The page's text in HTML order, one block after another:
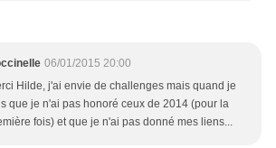
06/01/2015 20:00
Hilde, j'ai envie de challenges mais quand je
que je n'ai pas honoré ceux de 2014 (pour la
fois) et que je n'ai pas donné mes liens...